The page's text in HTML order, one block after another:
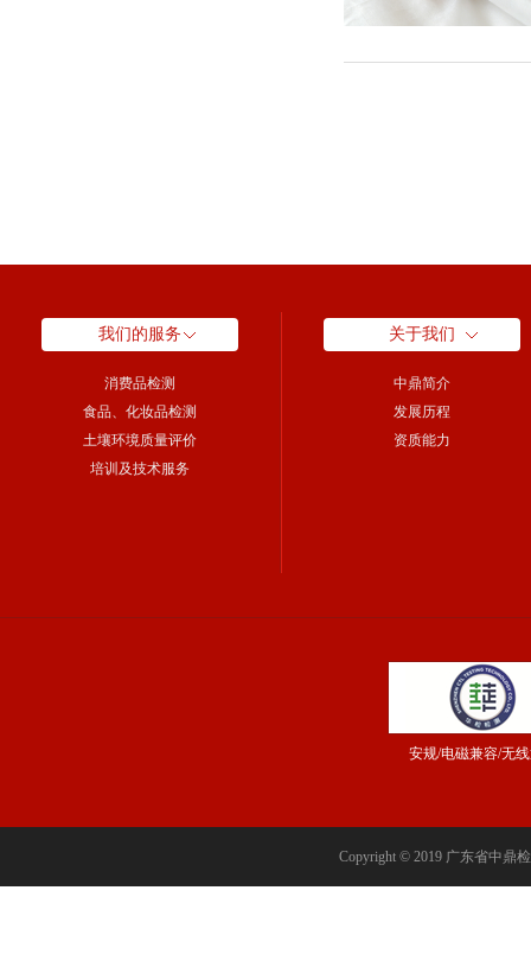
我们的服务
消费品检测
食品、化妆品检测
土壤环境质量评价
培训及技术服务
关于我们
中鼎简介
发展历程
资质能力
安规/电磁兼容/无
Copyright © 2019 广东省中鼎